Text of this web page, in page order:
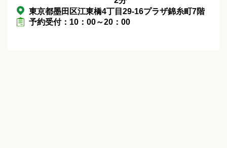
東京都墨田区江東橋4丁目29-16プラザ錦糸町7階
予約受付：10：00～20：00